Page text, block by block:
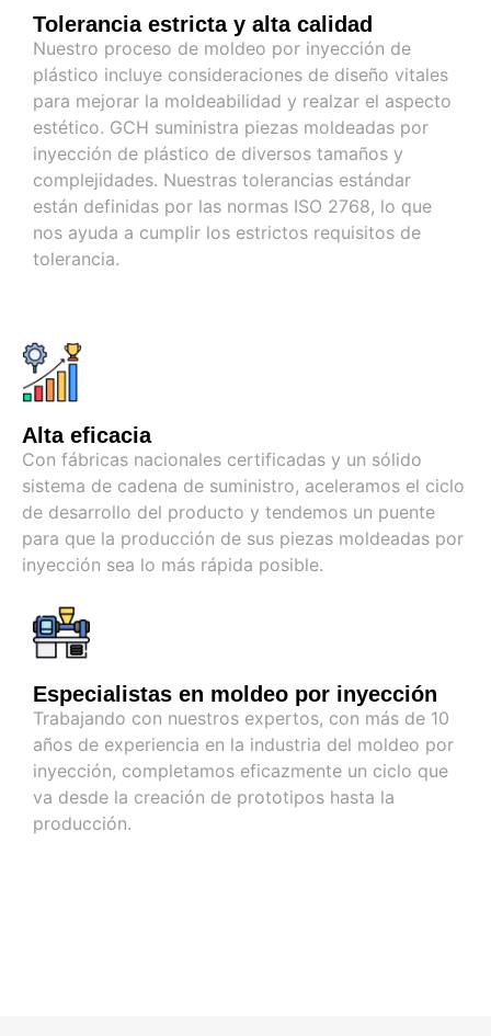
Tolerancia estricta y alta calidad
Nuestro proceso de moldeo por inyección de
plástico incluye consideraciones de diseño vitales
para mejorar la moldeabilidad y realzar el aspecto
estético. GCH suministra piezas moldeadas por
inyección de plástico de diversos tamaños y
complejidades. Nuestras tolerancias estándar
están definidas por las normas ISO 2768, lo que
nos ayuda a cumplir los estrictos requisitos de
tolerancia.
Alta eficacia
Con fábricas nacionales certificadas y un sólido
sistema de cadena de suministro, aceleramos el ciclo
de desarrollo del producto y tendemos un puente
para que la producción de sus piezas moldeadas por
inyección sea lo más rápida posible.
Especialistas en moldeo por inyección
Trabajando con nuestros expertos, con más de 10
años de experiencia en la industria del moldeo por
inyección, completamos eficazmente un ciclo que
va desde la creación de prototipos hasta la
producción.